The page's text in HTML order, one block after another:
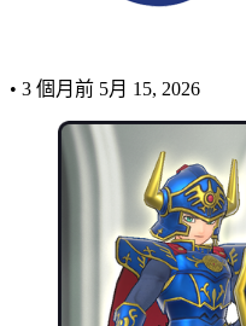
• 3 個月前 5月 15, 2026